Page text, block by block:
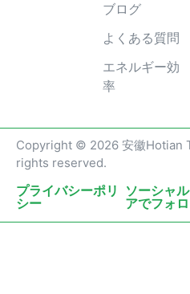
ブログ
よくある質問
エネルギー効
率
Copyright © 2026 安徽Hotian
rights reserved.
プライバシーポリ
シー
ソーシャ
アでフォ